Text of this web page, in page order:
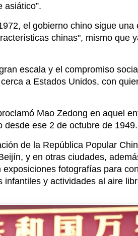
asiático”.
el gobierno chino sigue una
chinas", mismo que
escala y el compromiso
a Estados Unidos, con
Mao Zedong en aquel
desde ese 2 de octubre de 1949.
de la República Popular
y en otras ciudades,
fotografías para
y actividades al aire